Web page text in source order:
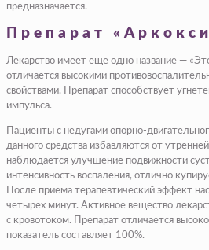
предназначается.
Препарат
Лекарство имеет еще одно название —
отличается высокими
свойствами. Препарат способствует
импульса.
Пациенты с недугами опорно-
данного средства избавляются от
наблюдается улучшение подвижности
интенсивность воспаления, отлично
После приема терапевтический эффект
четырех минут. Активное вещество
с кровотоком. Препарат отличается
показатель составляет 100%.